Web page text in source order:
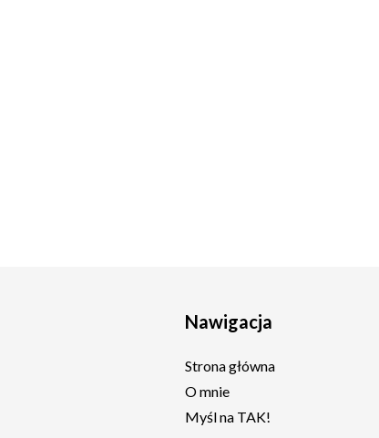
Nawigacja
Strona główna
O mnie
Myśl na TAK!